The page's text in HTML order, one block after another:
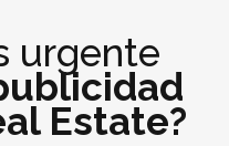
urgente
Estate?